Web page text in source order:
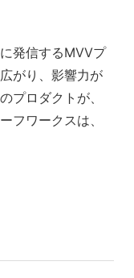
発信するMVVプ
がり、影響力が
プロダクトが、
フワークスは、